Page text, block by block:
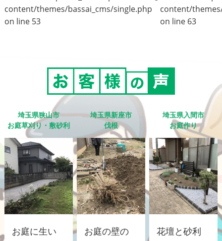
content/themes/bassai_cms/single.php
on line 53
content/
on line 63
埼玉県狭山市
お庭草刈り・敷砂利
お庭に生い
埼玉県新座市
伐根
お庭の壁の
埼玉県入間市
お庭作り
花壇と砂利